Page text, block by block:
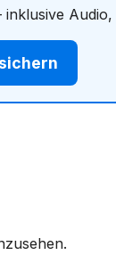
inklusive